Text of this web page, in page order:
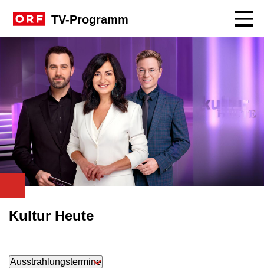
TV-Programm
Kultur Heute
Ausstrahlungstermine